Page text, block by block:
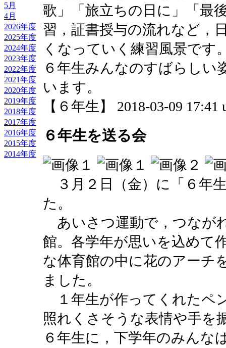
5月
4月
2026年度
2025年度
2024年度
2023年度
2022年度
2021年度
2020年度
2019年度
2018年度
2017年度
2016年度
2015年度
2014年度
歌」「旅立ちの日に」「最
習，証書授与の流れなど，
くなっていく練習風景です
６年生みんなのすばらしい
います。
【６年生】 2018-03-09 17:41
６年生を送る会
３月２日（金）に「６年
た。
あいさつ運動で，つなが
館。各学年が思いを込めて
な体育館の中に花のアーチ
ました。
１年生が作ってくれたペ
照れくさそうな表情や手を
６年生に，下学年のみんな